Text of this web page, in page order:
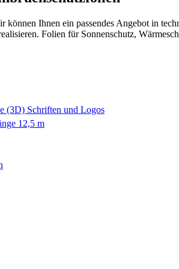
Ihnen ein passendes Angebot in
Folien für Sonnenschutz,